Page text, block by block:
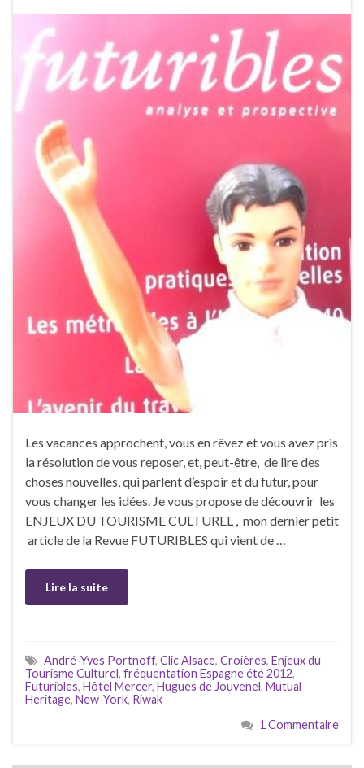
Les vacances approchent, vous en rêvez et vous avez pris
la résolution de vous reposer, et, peut-être, de lire des
choses nouvelles, qui parlent d’espoir et du futur, pour
vous changer les idées. Je vous propose de découvrir les
ENJEUX DU TOURISME CULTUREL , mon dernier petit
article de la Revue FUTURIBLES qui vient de …
Lire la suite
André-Yves Portnoff, Clic Alsace, Croières, Enjeux du
Tourisme Culturel, fréquentation Espagne été 2012,
Futuribles, Hôtel Mercer, Hugues de Jouvenel, Mutual
Heritage, New-York, Riwak
1 Commentaire